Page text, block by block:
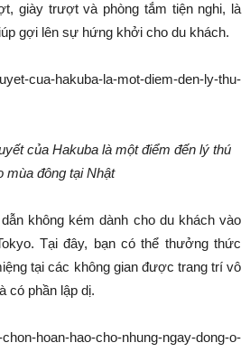
giày trượt và phòng tắm tiện nghi, là
gợi lên sự hứng khởi cho du khách.
của Hakuba là một điểm đến lý thú
mùa đông tại Nhật
không kém dành cho du khách vào
Tại đây, bạn có thể thưởng thức
tại các không gian được trang trí vô
có phần lập dị.